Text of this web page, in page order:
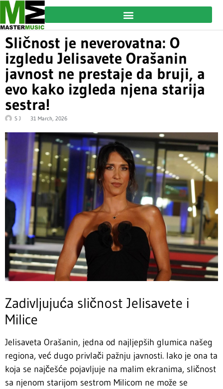
Sličnost je neverovatna: O
izgledu Jelisavete Orašanin
javnost ne prestaje da bruji, a
evo kako izgleda njena starija
sestra!
S J 31 March, 2026
Zadivljujuća sličnost Jelisavete i
Milice
Jelisaveta Orašanin, jedna od najljepših glumica našeg
regiona, već dugo privlači pažnju javnosti. Iako je ona ta
koja se najčešće pojavljuje na malim ekranima, sličnost
sa njenom starijom sestrom Milicom ne može se